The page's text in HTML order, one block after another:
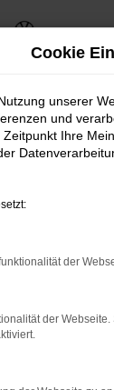
Cookie
unserer
und
Ihre
der
der